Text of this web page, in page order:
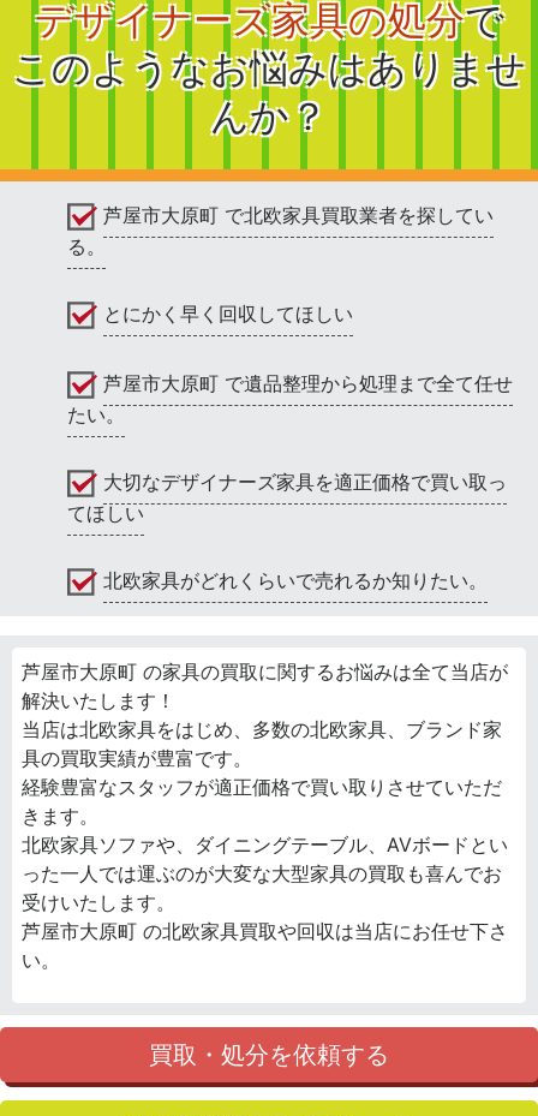
デザイナーズ家具の処分で
このようなお悩みはありませ
んか？
芦屋市大原町 で北欧家具買取業者を探してい
る。
とにかく早く回収してほしい
芦屋市大原町 で遺品整理から処理まで全て任せ
たい。
大切なデザイナーズ家具を適正価格で買い取っ
てほしい
北欧家具がどれくらいで売れるか知りたい。
芦屋市大原町 の家具の買取に関するお悩みは全て当店が
解決いたします！
当店は北欧家具をはじめ、多数の北欧家具、ブランド家
具の買取実績が豊富です。
経験豊富なスタッフが適正価格で買い取りさせていただ
きます。
北欧家具ソファや、ダイニングテーブル、AVボードとい
った一人では運ぶのが大変な大型家具の買取も喜んでお
受けいたします。
芦屋市大原町 の北欧家具買取や回収は当店にお任せ下さ
い。
買取・処分を依頼する